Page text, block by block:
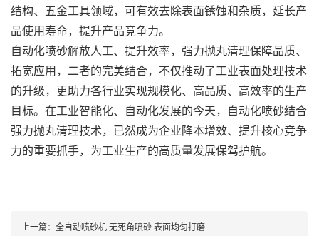
结构、五金工具领域，可有效去除表面锈蚀和杂质，延长产
品使用寿命，提升产品竞争力。
自动化喷砂解放人工、提升效率，强力抛丸清理保障品质、
拓宽应用，二者的完美结合，不仅推动了工业表面处理技术
的升级，更助力各行业实现规模化、高品质、高效率的生产
目标。在工业智能化、自动化发展的今天，自动化喷砂结合
强力抛丸清理技术，已然成为企业降本增效、提升核心竞争
力的重要抓手，为工业生产的高质量发展保驾护航。
上一篇： 全自动喷砂机 无死角喷砂 表面均匀打磨